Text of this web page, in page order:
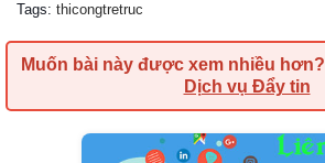
Tags: thicongtretruc
Muốn bài này được xem nhiều hơn?
Dịch vụ Đẩy tin